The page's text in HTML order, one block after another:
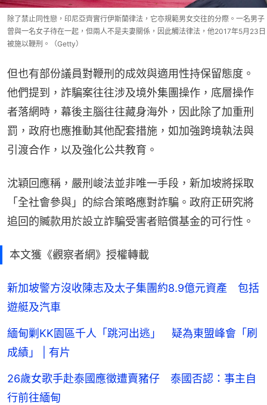
除了禁止同性戀，印尼亞齊實行伊斯蘭律法，它亦規範男女交往的分際。一名男子
曾與一名女子待在一起，但兩人不是夫妻關係，因此觸法律法，他2017年5月23日
被施以鞭刑。（Getty）
但也有部份議員對鞭刑的成效與適用性持保留態度。
他們提到，詐騙案往往涉及境外集團操作，底層操作
者落網時，幕後主腦往往藏身海外，因此除了加重刑
罰，政府也應推動其他配套措施，如加強跨境執法與
引渡合作，以及強化公共教育。
沈穎回應稱，嚴刑峻法並非唯一手段，新加坡將採取
「全社會參與」的綜合策略應對詐騙。政府正研究將
追回的贓款用於設立詐騙受害者賠償基金的可行性。
本文獲《觀察者網》授權轉載
新加坡警方沒收陳志及太子集團約8.9億元資產 包括
遊艇及汽車
緬甸剿KK園區千人「跳河出逃」 疑為東盟峰會「刷
成績」 | 有片
26歲女歌手赴泰國應徵遭賣豬仔 泰國否認：事主自
行前往緬甸